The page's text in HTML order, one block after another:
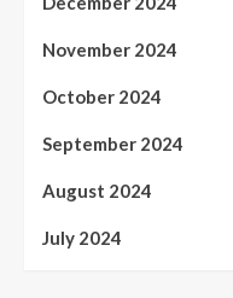
November 2024
October 2024
September 2024
August 2024
July 2024